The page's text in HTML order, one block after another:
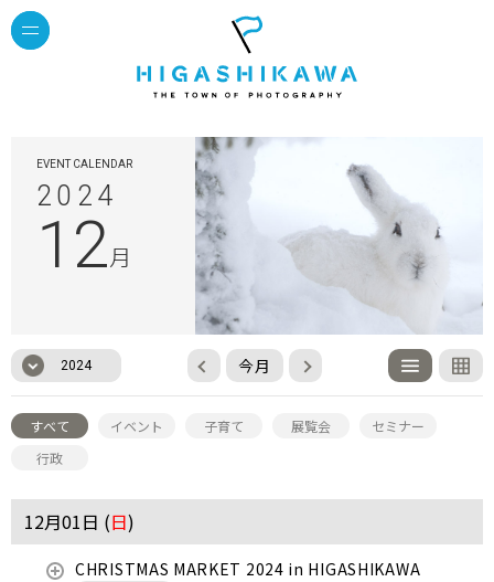
EVENT CALENDAR
2024
12月
2024 今月
すべて イベント 子育て 展覧会
セミナー
行政
12月01日 (日)
CHRISTMAS MARKET 2024 in HIGASHIKAWA